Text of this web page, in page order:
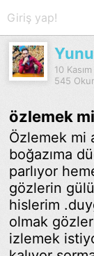
Giriş yap!
10
545
özlemek
Özlemek mi
boğazıma
parlıyor
gözlerin
hislerim
olmak
izlemek